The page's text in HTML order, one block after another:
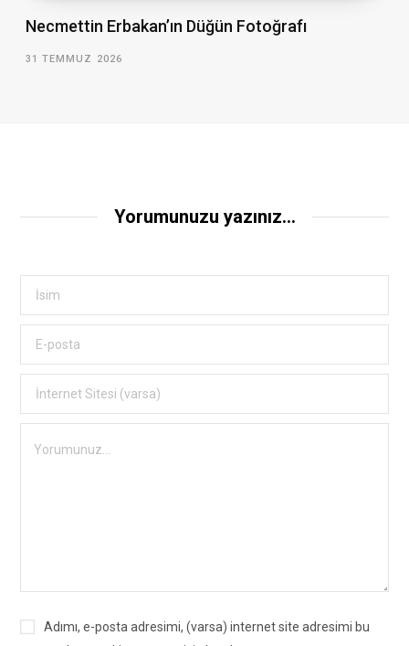
Necmettin Erbakan’ın Düğün Fotoğrafı
31 TEMMUZ 2026
Yorumunuzu yazınız...
Adımı, e-posta adresimi, (varsa) internet site adresimi bu